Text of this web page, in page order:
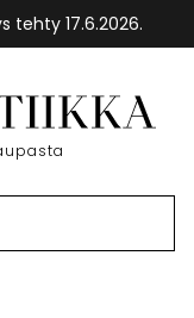
tehty 17.6.2026.